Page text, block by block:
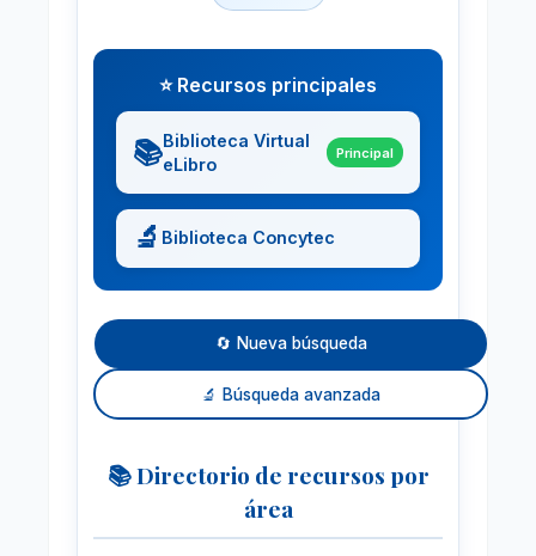
⭐ Recursos principales
📚Biblioteca Virtual
eLibro
Principal
🔬 Biblioteca Concytec
🔄 Nueva búsqueda
🔬 Búsqueda avanzada
📚 Directorio de recursos por
área